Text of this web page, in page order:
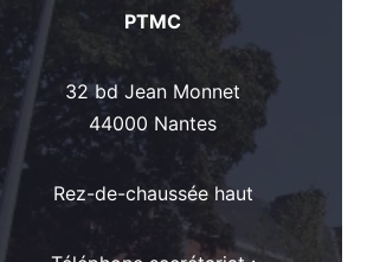
PTMC
32 bd Jean Monnet
44000 Nantes
Rez-de-chaussée haut